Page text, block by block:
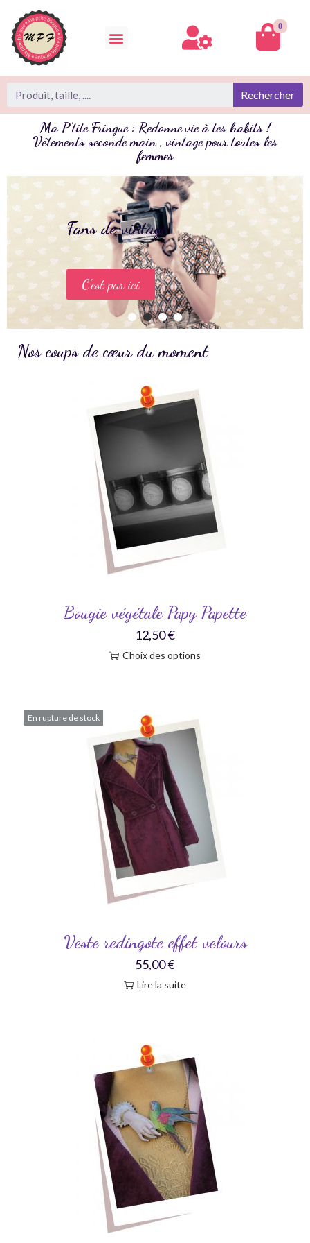
0
Rechercher
Ma P'tite Fringue : Redonne vie à tes habits !
Vêtements seconde main , vintage pour toutes les
femmes
Fans de vintage
C'est par ici
Nos coups de cœur du moment
Bougie végétale Papy Papette
12,50€
Choix des options
En rupture de stock
Veste redingote effet velours
55,00€
Lire la suite